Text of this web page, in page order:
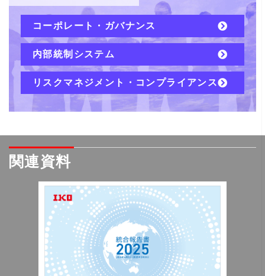
コーポレート・ガバナンス
内部統制システム
リスクマネジメント・コンプライアンス
関連資料